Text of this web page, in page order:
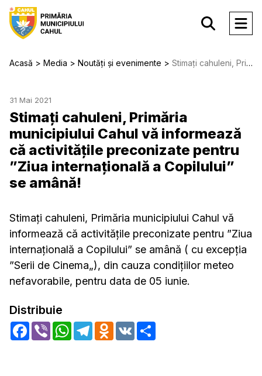
Acasă Media Noutăți și evenimente Stimați cahuleni, Primăria municipiului Cahul vă informează că activitățile preconizate pentru ”Ziua internațională a Copilului” se amână!
31 Mai 2021
Stimați cahuleni, Primăria
municipiului Cahul vă informează
că activitățile preconizate pentru
”Ziua internațională a Copilului”
se amână!
Stimați cahuleni, Primăria municipiului Cahul vă
informează că activitățile preconizate pentru ”Ziua
internațională a Copilului” se amână ( cu excepția
”Serii de Cinema„), din cauza condițiilor meteo
nefavorabile, pentru data de 05 iunie.
Distribuie
Facebook
Viber WhatsApp
TelegramOdnoklassniki
VK